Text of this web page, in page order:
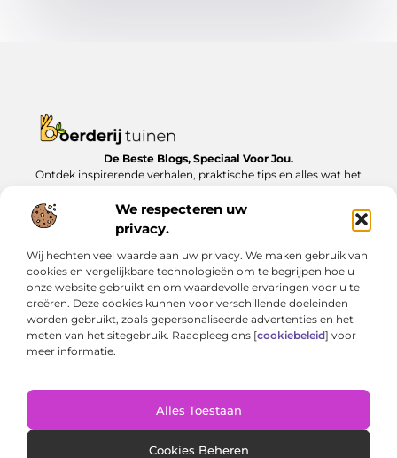
We respecteren uw
privacy.
Wij hechten veel waarde aan uw privacy. We maken gebruik van
cookies en vergelijkbare technologieën om te begrijpen hoe u
onze website gebruikt en om waardevolle ervaringen voor u te
creëren. Deze cookies kunnen voor verschillende doeleinden
worden gebruikt, zoals gepersonaliseerde advertenties en het
meten van het sitegebruik. Raadpleeg ons [cookiebeleid] voor
meer informatie.
Alles Toestaan
Cookies Beheren
De Beste Blogs, Speciaal Voor Jou.
Ontdek inspirerende verhalen, praktische tips en alles wat het
Boerderijtuinen.nl.
Onze informatie
Cookiebeleid (EU)
@2025 www.boerderijtuinen.nl. All Right Reserved.